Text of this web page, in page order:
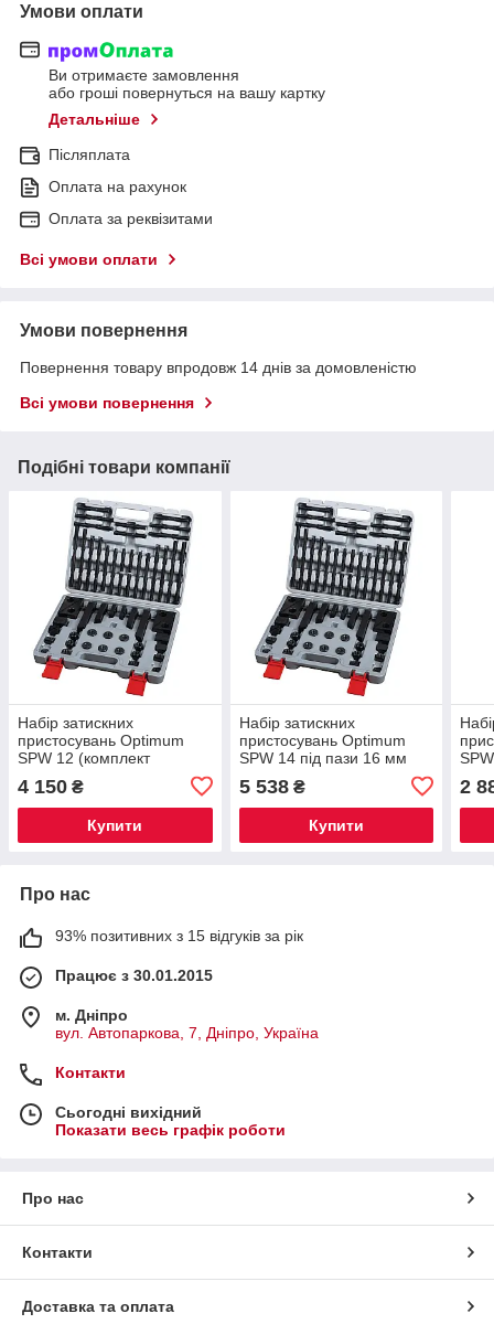
Умови оплати
Ви отримаєте замовлення
або гроші повернуться на вашу картку
Детальніше
Післяплата
Оплата на рахунок
Оплата за реквізитами
Всі умови оплати
Умови повернення
Повернення товару впродовж 14 днів за домовленістю
Всі умови повернення
Подібні товари компанії
Набір затискних
пристосувань Optimum
SPW 12 (комплект
прихватов верстатних) під
пази 14 мм
4 150 ₴
Купити
Набір затискних
пристосувань Optimum
SPW 14 під пази 16 мм
5 538₴
Купити
2
Про нас
93% позитивних з 15 відгуків за рік
Працює з 30.01.2015
м. Дніпро
вул. Автопаркова, 7, Дніпро, Україна
Контакти
Сьогодні вихідний
Показати весь графік роботи
Про нас
Контакти
Доставка та оплата